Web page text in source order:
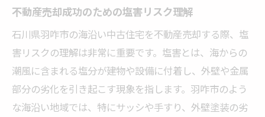
塩害対策済み住宅は売却評価が高まる理由
実践的な塩害対策で売却トラブルを防止
塩害の被害を最小限に抑える工夫を解説
海辺住宅ならではの不動産売却戦略を徹底解説
海沿い立地の魅力を不動産売却で活かす方
法
不動産売却成功のための塩害リスク理解
石川県羽咋市の海沿い中古住宅を不動産売却する際、塩
害リスクの理解は非常に重要です。塩害とは、海からの
潮風に含まれる塩分が建物や設備に付着し、外壁や金属
部分の劣化を引き起こす現象を指します。羽咋市のよう
な海沿い地域では、特にサッシや手すり、外壁塗装の劣